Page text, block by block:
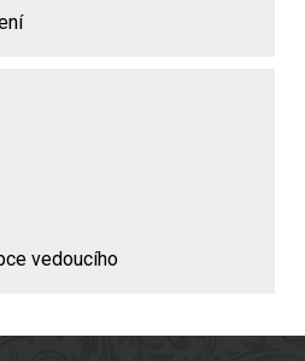
vedoucího